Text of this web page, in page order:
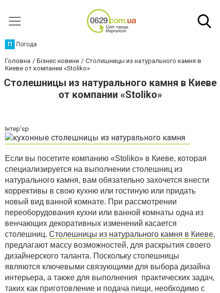
П Погода
Головна Бізнес новини
Столешницы из натурального камня в
Киеве от компании «Stoliko»
Столешницы из натурального камня в Киеве
от компании «Stoliko»
Інтер'єр
Если вы посетите компанию «Stoliko» в Киеве, которая
специализируется на выполнении столешниц из
натурального камня, вам обязательно захочется внести
коррективы в свою кухню или гостиную или придать
новый вид ванной комнате. При рассмотрении
переоборудования кухни или ванной комнаты одна из
венчающих декоративных изменений касается
столешниц. Столешницы из натурального камня в Киеве,
предлагают массу возможностей, для раскрытия своего
дизайнерского таланта. Поскольку столешницы
являются ключевыми связующими для выбора дизайна
интерьера, а также для выполнения практических задач,
таких как приготовление и подача пищи, необходимо с